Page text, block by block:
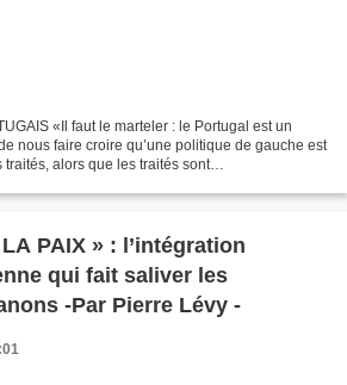
«Il faut le marteler : le Portugal est un
nous faire croire qu’une politique de gauche est
alors que les traités sont
PAIX » : l’intégration
qui fait saliver les
-Par Pierre Lévy -